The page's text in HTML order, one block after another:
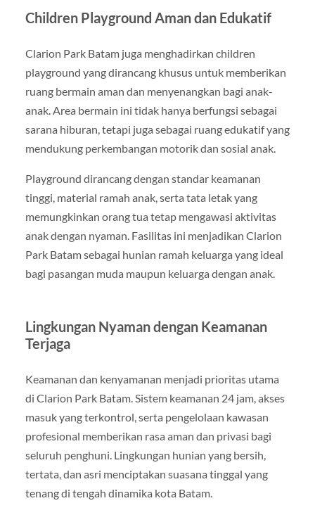
Children Playground Aman dan Edukatif
Clarion Park Batam juga menghadirkan children
playground yang dirancang khusus untuk memberikan
ruang bermain aman dan menyenangkan bagi anak-
anak. Area bermain ini tidak hanya berfungsi sebagai
sarana hiburan, tetapi juga sebagai ruang edukatif yang
mendukung perkembangan motorik dan sosial anak.
Playground dirancang dengan standar keamanan
tinggi, material ramah anak, serta tata letak yang
memungkinkan orang tua tetap mengawasi aktivitas
anak dengan nyaman. Fasilitas ini menjadikan Clarion
Park Batam sebagai hunian ramah keluarga yang ideal
bagi pasangan muda maupun keluarga dengan anak.
Lingkungan Nyaman dengan Keamanan
Terjaga
Keamanan dan kenyamanan menjadi prioritas utama
di Clarion Park Batam. Sistem keamanan 24 jam, akses
masuk yang terkontrol, serta pengelolaan kawasan
profesional memberikan rasa aman dan privasi bagi
seluruh penghuni. Lingkungan hunian yang bersih,
tertata, dan asri menciptakan suasana tinggal yang
tenang di tengah dinamika kota Batam.